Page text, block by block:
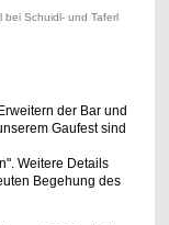
Schuidl- und Taferl
der Bar und
Gaufest sind
Weitere Details
Begehung des